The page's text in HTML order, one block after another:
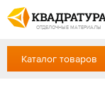
ОТДЕЛОЧНЫЕ МАТЕРИАЛЫ
Скидки
Акции
Готовые решения
Доставка и оплата
+7 (861) 212-10-58
Каталог товаров